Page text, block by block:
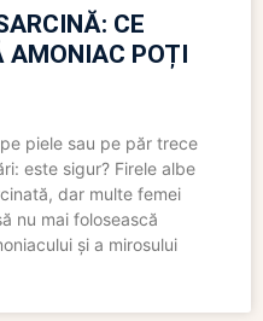
CE
AMONIAC POȚI
piele sau pe păr trece
este sigur? Firele albe
dar multe femei
nu mai folosească
și a mirosului